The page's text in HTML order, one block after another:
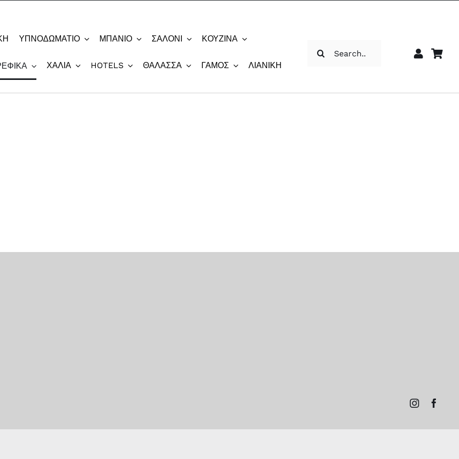
ΥΠΝΟΔΩΜΆΤΙΟ ΜΠΆΝΙΟ ΣΑΛΌΝΙ ΚΟΥΖΊΝΑ
ΧΑΛΙΆ HOTELS ΘΆΛΑΣΣΑ ΓΆΜΟΣ ΛΙΑΝΙΚΉ